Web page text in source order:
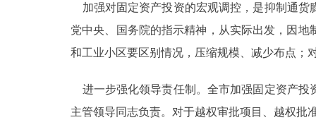
中介服务
政民互动
12345网上接诉即办
加强对固定资产投资的宏观调控，是抑制通货
党中央、国务院的指示精神，从实际出发，因
和工业小区要区别情况，压缩规模、减少布点；
进一步强化领导责任制。全市加强固定资产投
主管领导同志负责。对于越权审批项目、越权批